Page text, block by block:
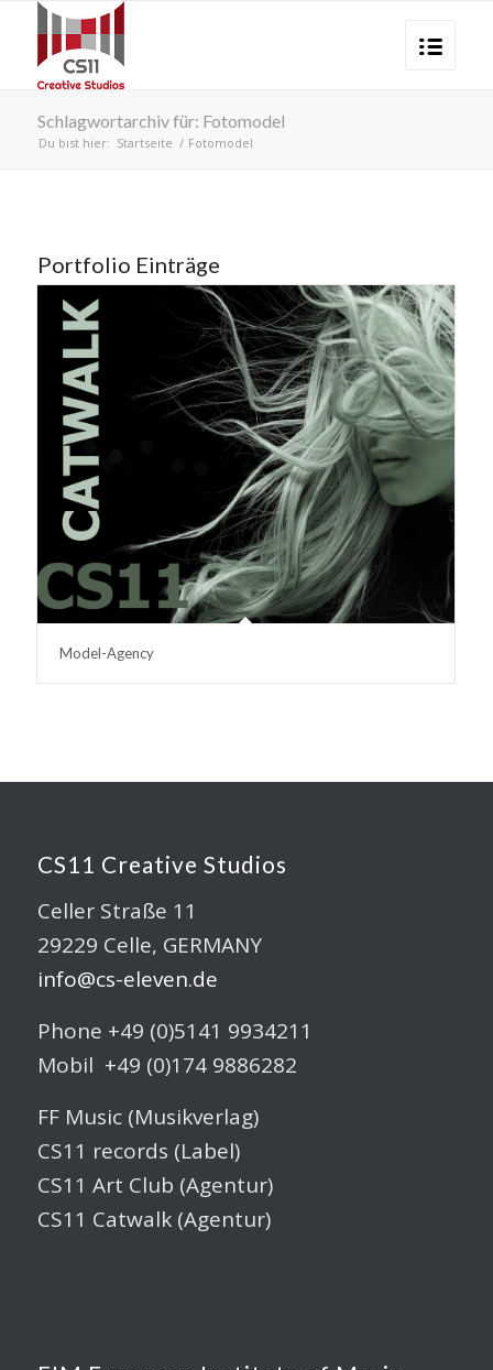
Schlagwortarchiv für: Fotomodel
Du bist hier: Startseite / Fotomodel
Portfolio Einträge
Model-Agency
CS11 Creative Studios
Celler Straße 11
29229 Celle, GERMANY
info@cs-eleven.de
Phone +49 (0)5141 9934211
Mobil +49 (0)174 9886282
FF Music (Musikverlag)
CS11 records (Label)
CS11 Art Club (Agentur)
CS11 Catwalk (Agentur)